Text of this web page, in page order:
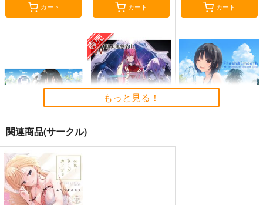
カート カート カート
夏色しずく
5年目の放課後
899円（税込）
もっと見る！
関連商品(サークル)